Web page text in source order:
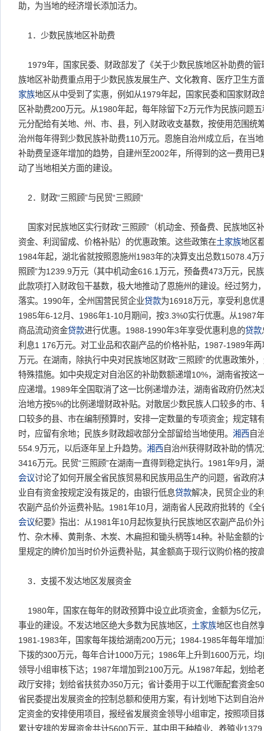
助，为当地的经济增长添加活力。
1．少数民族地区补助费
1979年，国家民委、财政部发了《关于少数民族地区补助费的管
族地区补助费重点用于少数民族发展生产、文化教育、医疗卫生方
家族地区从中受到了实惠，例如从1979年起，国家民委和国家财政
区补助费200万元。从1980年起，每年除留下2万元作为民族问题
元分配给有关地、州、市、县，列入财政收支基数，按使用范围统
治州每年得到少数民族补助费110万元。恩施自治州成立后，在当
补助费呈逐年增加的趋势，自建州至2002年，所得到的这一费用
动了当地相关方面的建设。
2．财政“三照顾”与民贸“三照顾”
国家对民族地区实行财政“三照顾”（机动金、预备费、民族地区
资金、利润留成、价格补贴）的优惠政策。这些政策在土家族地区
1984年起，湖北省就按照恩施州1983年的决算支出总数15078.4万
照顾”为1239.9万元（其中机动金616.1万元，预备费473万元，民
此款项打入财政包干基数，极大地推动了恩施州的建设。经过努力
落实。1990年，全州国营民贸企业贷款为16918万元，享受利息优
1985年6-12月、1986年1-10月期间，按3.3%0实行优惠。从1987
商品流动资金贷款进行优惠。1988-1990年3年享受优惠利息的贷款
利息1 176万元。对工业品和农副产品的价格补贴，1987-1989年
万元。在湖南，除执行中央对民族地区财政“三照顾”的优惠政策外
特殊措施。如中央规定对自治区的补助数额递增10%，湖南省按这
应递增。1989年全国取消了这一比例递增办法，湖南省政府仍然
治地方按5%的比例递增财政补贴。对散居少数民族人口较多的市
口较多的县、市在编制预算时，安排一定数量的专项资金；规定辖
时，应留有余地；民族乡财政超收部分全部留给当地使用。 湘西 自
554.9万元，以后逐年呈上升趋势。 湘西 自治州获得财政补助的情
3416万元。民贸“三照顾”在湖南一直得到稳定执行。1981年9月，
会议讨论了如何开展全省民族贸易和民族用品生产的问题，省政府
业自有资金按规定没有拨足的，由银行低息贷款解决，民贸企业的
农副产品价外运费补贴。1981年10月，湖南省人民政府批转的《
会议纪要》指出：从1981年10月起恢复执行民族地区农副产品价
竹、杂木棒、黄荆条、木炭、木扁担和锄头柄等14种。补贴金额的
里规定的牌价加当时价外运费补贴，其金额高于现行议购价格的按
3．支援不发达地区发展资金
1980年，国家在每年的财政预算中设立此项资金，金额为5亿元
事业的建设。不发达地区绝大多数为民族地区， 土家族地区也自然
1981-1983年，国家每年拨给湖南200万元；1984-1985年每年增
下拨的300万元，每年合计1000万元；1986年上升到1600万元，
领导小组审核下达；1987年增加到2100万元。从1987年起，划给
政厅安排；划给省扶贫办350万元；省计委用于以工代赈配套资金
省民委提出发展资金的控制总额和使用方案，有计划地下达到自治
定资金的安排使用项目，报经省发展资金领导小组审定，按照项目
累计安排的发展资金共计5600万元，其中用于种植业、养殖业